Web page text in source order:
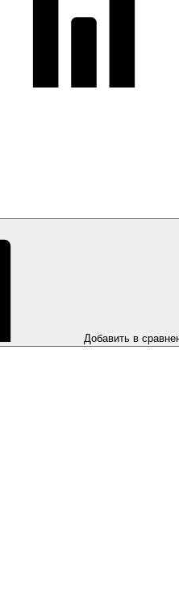
Добавить в